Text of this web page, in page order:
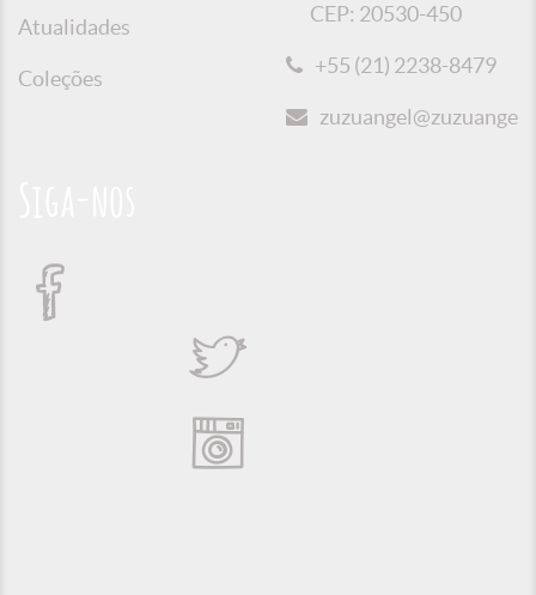
Atualidades
Coleções
CEP: 20530-450
+55 (21) 2238-8479